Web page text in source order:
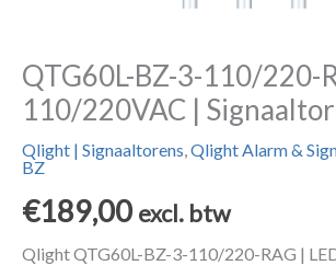
QTG60L-BZ-3-110/220-
110/220VAC |
Qlight | Signaaltorens,Qlight Alarm &
BZ
€189,00 excl. btw
Qlight QTG60L-BZ-3-110/220-RAG |